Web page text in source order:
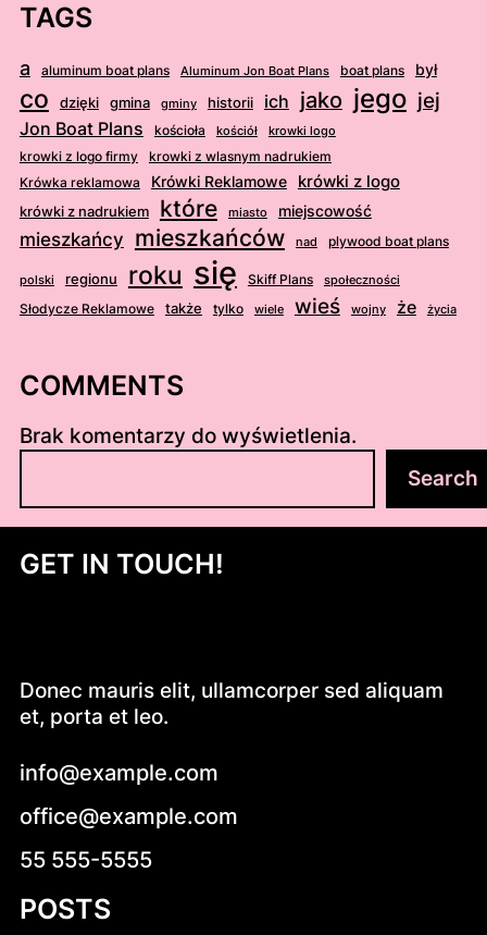
TAGS
a aluminum boat plans Aluminum Jon Boat Plans boat plans był
co dzięki gmina gminy historii ich jako jego jej
Jon Boat Plans kościoła kościół krowki logo
krowki z logo firmy
krowki z wlasnym nadrukiem
Krówka reklamowa
Krówki Reklamowe krówki z logo
krówki z nadrukiem które miasto miejscowość
mieszkańcy mieszkańców nad plywood boat plans
polski regionu roku się Skiff Plans społeczności
Słodycze Reklamowe także tylko wiele wieś wojny że życia
COMMENTS
Brak komentarzy do wyświetlenia.
u
a
Search
GET IN TOUCH!
Donec mauris elit, ullamcorper sed aliquam
et, porta et leo.
info@example.com
office@example.com
55 555-5555
POSTS